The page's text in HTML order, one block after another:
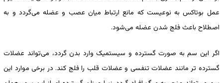
عمل بوتاکس به نوعیست که مانع ارتباط میان عصب و عضله می‌گردد و به
اصطلاح باعث فلج شدن عضله می‌شود.
اگر این سم به صورت گسترده و سیستمیک وارد بدن گردد، می‌تواند عضلات
گسترده تر مانند عضلات تنفسی و عضلات قلب را فلج کند. در برخی موارد این